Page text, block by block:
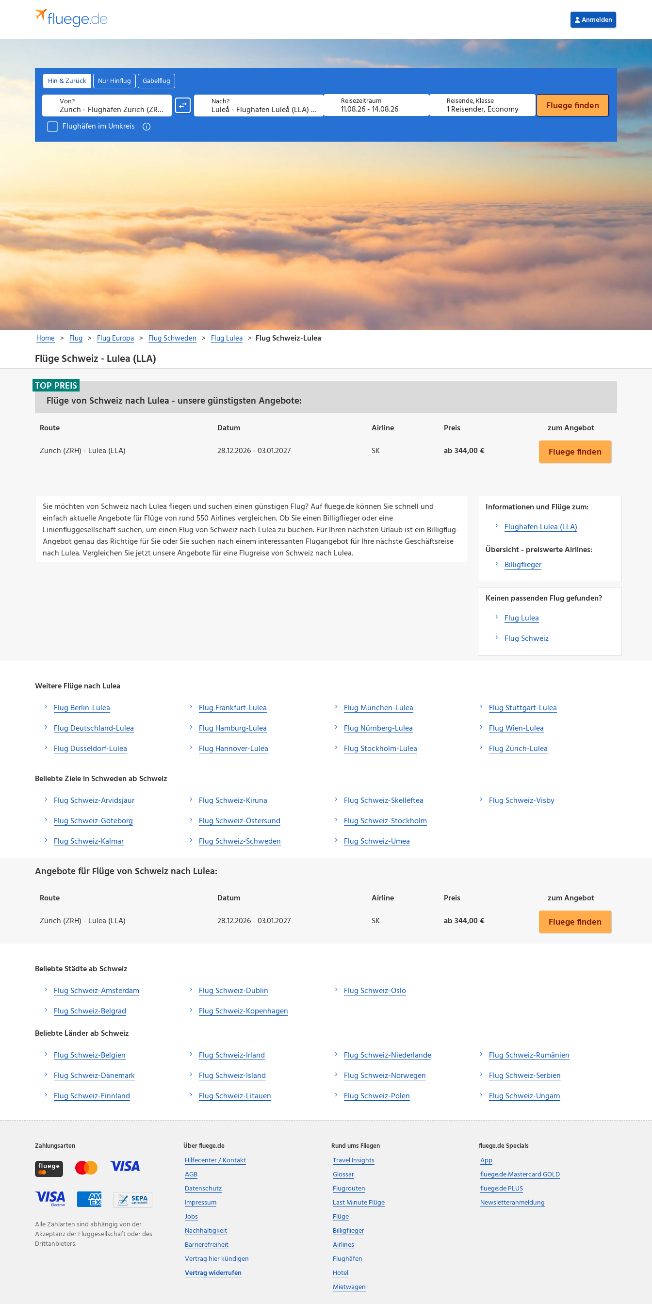
Flüge Schweiz - Lulea (LLA)
Flüge von Schweiz nach Lulea - unsere günstigsten Angebote:
TOP PREIS
Route Datum Airline Preis
zum Angebot
Zürich (ZRH) - Lulea (LLA)
28.12.2026 - 03.01.2027 SK ab 344,00 € Fluege finden
Sie möchten von Schweiz nach Lulea fliegen und suchen einen günstigen Flug? Auf fluege.de können Sie schnell und
einfach aktuelle Angebote für Flüge von rund 550 Airlines vergleichen. Ob Sie einen Billigflieger oder eine
Linienfluggesellschaft suchen, um einen Flug von Schweiz nach Lulea zu buchen. Für Ihren nächsten Urlaub ist ein Billigflug-
Angebot genau das Richtige für Sie oder Sie suchen nach einem interessanten Flugangebot für Ihre nächste Geschäftsreise
nach Lulea. Vergleichen Sie jetzt unsere Angebote für eine Flugreise von Schweiz nach Lulea.
Informationen und Flüge zum:
Flughafen Lulea (LLA)
Übersicht - preiswerte Airlines:
Billigflieger
Keinen passenden Flug gefunden?
Flug Lulea
Flug Schweiz
Weitere Flüge nach Lulea
Flug Berlin-Lulea
Flug Deutschland-Lulea
Flug Düsseldorf-Lulea
Flug Frankfurt-Lulea
Flug Hamburg-Lulea
Flug Hannover-Lulea
Flug München-Lulea
Flug Nürnberg-Lulea
Flug Stockholm-Lulea
Flug Stuttgart-Lulea
Flug Wien-Lulea
Flug Zürich-Lulea
Beliebte Ziele in Schweden ab Schweiz
Flug Schweiz-Arvidsjaur
Flug Schweiz-Göteborg
Flug Schweiz-Kalmar
Flug Schweiz-Kiruna
Flug Schweiz-Östersund
Flug Schweiz-Schweden
Flug Schweiz-Skelleftea
Flug Schweiz-Stockholm
Flug Schweiz-Umea
Flug Schweiz-Visby
Angebote für Flüge von Schweiz nach Lulea:
Route Datum Airline Preis
zum Angebot
Zürich (ZRH) - Lulea (LLA)
28.12.2026 - 03.01.2027 SK ab 344,00 € Fluege finden
Beliebte Städte ab Schweiz
Flug Schweiz-Amsterdam
Flug Schweiz-Belgrad
Flug Schweiz-Dublin
Flug Schweiz-Kopenhagen
Flug Schweiz-Oslo
Beliebte Länder ab Schweiz
Flug Schweiz-Belgien
Flug Schweiz-Dänemark
Flug Schweiz-Finnland
Flug Schweiz-Irland
Flug Schweiz-Island
Flug Schweiz-Litauen
Flug Schweiz-Niederlande
Flug Schweiz-Norwegen
Flug Schweiz-Polen
Flug Schweiz-Rumänien
Flug Schweiz-Serbien
Flug Schweiz-Ungarn